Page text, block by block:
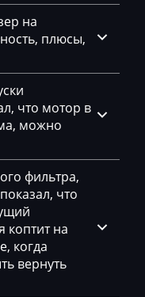
на
плюсы,
что мотор в
можно
фильтра,
что
коптит на
когда
вернуть